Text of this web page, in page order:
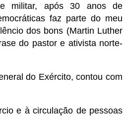
militar, após 30 anos de
faz parte do meu
dos bons (Martin Luther
do pastor e ativista norte-
do Exército, contou com
e à circulação de pessoas